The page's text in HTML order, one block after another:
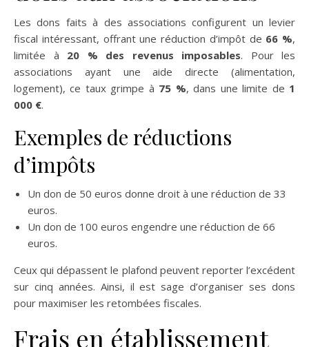
Les dons faits à des associations configurent un levier
fiscal intéressant, offrant une réduction d’impôt de 66 %,
limitée à 20 % des revenus imposables. Pour les
associations ayant une aide directe (alimentation,
logement), ce taux grimpe à 75 %, dans une limite de 1
000 €.
Exemples de réductions
d’impôts
Un don de 50 euros donne droit à une réduction de 33
euros.
Un don de 100 euros engendre une réduction de 66
euros.
Ceux qui dépassent le plafond peuvent reporter l’excédent
sur cinq années. Ainsi, il est sage d’organiser ses dons
pour maximiser les retombées fiscales.
Frais en établissement